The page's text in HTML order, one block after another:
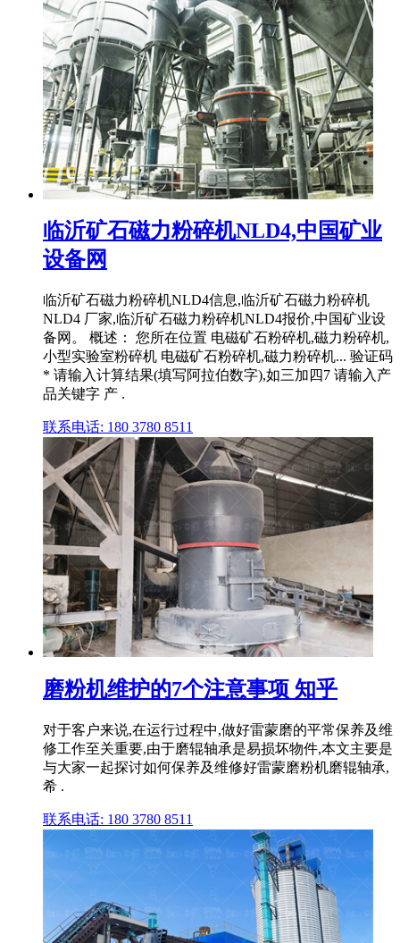
临沂矿石磁力粉碎机NLD4,中国矿业
设备网
临沂矿石磁力粉碎机NLD4信息,临沂矿石磁力粉碎机
NLD4 厂家,临沂矿石磁力粉碎机NLD4报价,中国矿业设
备网。 概述： 您所在位置 电磁矿石粉碎机,磁力粉碎机,
小型实验室粉碎机 电磁矿石粉碎机,磁力粉碎机... 验证码
* 请输入计算结果(填写阿拉伯数字),如三加四7 请输入产
品关键字 产 .
联系电话: 180 3780 8511
磨粉机维护的7个注意事项 知乎
对于客户来说,在运行过程中,做好雷蒙磨的平常保养及维
修工作至关重要,由于磨辊轴承是易损坏物件,本文主要是
与大家一起探讨如何保养及维修好雷蒙磨粉机磨辊轴承,
希 .
联系电话: 180 3780 8511